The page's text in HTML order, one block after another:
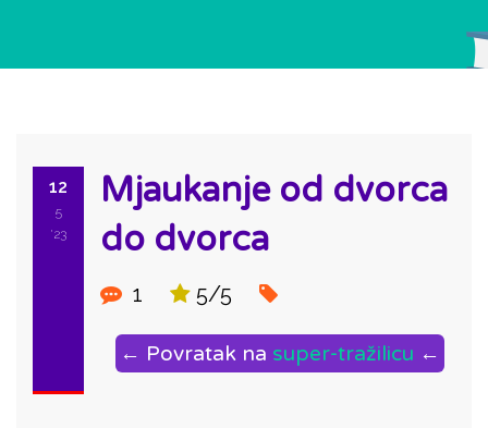
12
5
'23
Mjaukanje od dvorca
do dvorca
1 5/5
← Povratak na super-tražilicu ←